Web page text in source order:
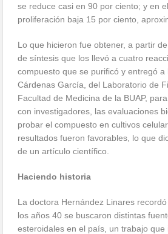
se reduce casi en 90 por ciento; y en
proliferación baja 15 por ciento,
Lo que hicieron fue obtener, a partir
de síntesis que los llevó a cuatro
compuesto que se purificó y entregó a
Cárdenas García, del Laboratorio de
Facultad de Medicina de la BUAP,
con investigadores, las evaluaciones
probar el compuesto en cultivos
resultados fueron favorables, lo que
de un artículo científico.
Haciendo historia
La doctora Hernández Linares
los años 40 se buscaron distintas
esteroidales en el país, un trabajo que